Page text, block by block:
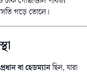
গড়ে তোলে।
বা হেডম্যান ছিল, যারা